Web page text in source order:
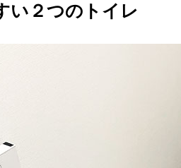
い２つのトイレ